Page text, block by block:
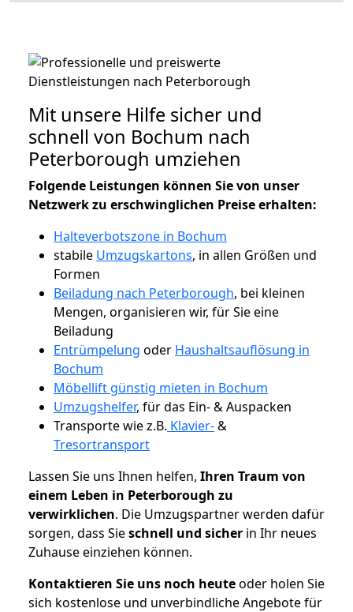
Mit unsere Hilfe sicher und
schnell von Bochum nach
Peterborough umziehen
Folgende Leistungen können Sie von unser
Netzwerk zu erschwinglichen Preise erhalten:
Halteverbotszone in Bochum
stabile Umzugskartons, in allen Größen und
Formen
Beiladung nach Peterborough, bei kleinen
Mengen, organisieren wir, für Sie eine
Beiladung
Entrümpelung oder Haushaltsauflösung in
Bochum
Möbellift günstig mieten in Bochum
Umzugshelfer, für das Ein- & Auspacken
Transporte wie z.B. Klavier-&
Tresortransport
Lassen Sie uns Ihnen helfen, Ihren Traum von
einem Leben in Peterborough zu
verwirklichen. Die Umzugspartner werden dafür
sorgen, dass Sieschnell und sicher in Ihr neues
Zuhause einziehen können.
Kontaktieren Sie uns noch heuteoder holen Sie
sich kostenlose und unverbindliche Angebote für